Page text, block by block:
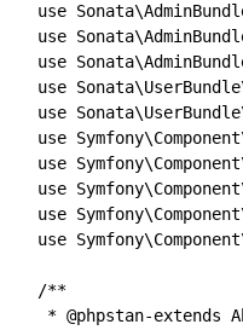
use
use
use
use
use
use
use
use
use
use
/**
* @phpstan-extends